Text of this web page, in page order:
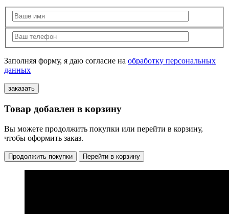
Заполняя форму, я даю согласие на обработку персональных
данных
Товар добавлен в корзину
Вы можете продолжить покупки или перейти в корзину,
чтобы оформить заказ.
Продолжить покупки Перейти в корзину